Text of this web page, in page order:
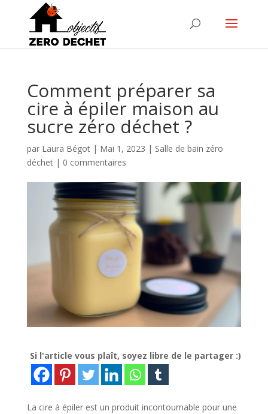
Comment préparer sa
cire à épiler maison au
sucre zéro déchet ?
par Laura Bégot| Mai 1, 2023 | Salle de bain zéro
déchet| 0 commentaires
Si l'article vous plaît, soyez libre de le partager :)
La cire à épiler est un produit incontournable pour une